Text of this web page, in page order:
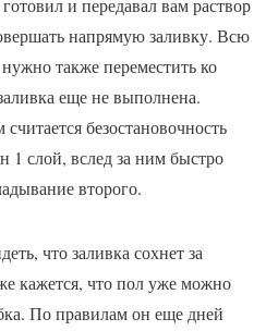
и передавал вам раствор
напрямую заливку. Всю
также переместить ко
еще не выполнена.
безостановочность
1 слой, вслед за ним быстро
второго.
что заливка сохнет за
кажется, что пол уже можно
По правилам он еще дней